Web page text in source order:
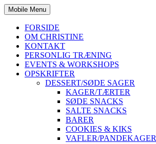
Mobile Menu
FORSIDE
OM CHRISTINE
KONTAKT
PERSONLIG TRÆNING
EVENTS & WORKSHOPS
OPSKRIFTER
DESSERT/SØDE SAGER
KAGER/TÆRTER
SØDE SNACKS
SALTE SNACKS
BARER
COOKIES & KIKS
VAFLER/PANDEKAGER